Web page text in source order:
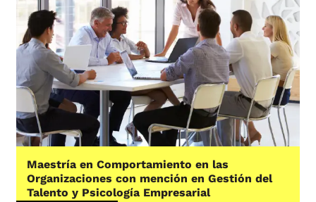
Maestría en Comportamiento en las
Organizaciones con mención en Gestión del
Talento y Psicología Empresarial